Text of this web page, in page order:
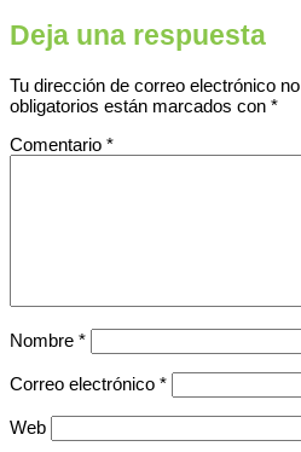
Deja una respuesta
Tu dirección de correo electrónico
obligatorios están marcados con *
Comentario *
Nombre *
Correo electrónico *
Web